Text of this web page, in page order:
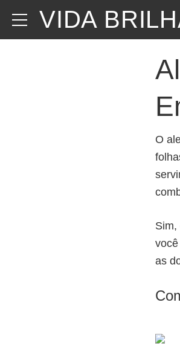
VIDA
O
Sim,
as